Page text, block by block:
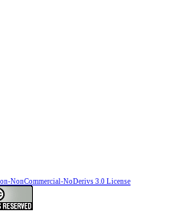
NonCommercial-NoDerivs 3.0 License